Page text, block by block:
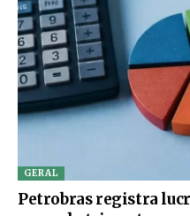
GERAL
Petrobras registra